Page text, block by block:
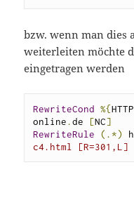
bzw. wenn man dies
weiterleiten möchte
eingetragen werden
RewriteCond %{
online .de [NC]
RewriteRule
(.*)
c4.html [R=301,L]